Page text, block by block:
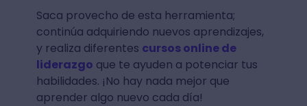
Saca provecho de esta herramienta;
continúa adquiriendo nuevos aprendizajes,
y realiza diferentes cursos online de
liderazgo que te ayuden a potenciar tus
habilidades. ¡No hay nada mejor que
aprender algo nuevo cada día!